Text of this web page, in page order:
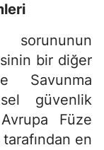
bir diğer
Savunma
güvenlik
Füze
en